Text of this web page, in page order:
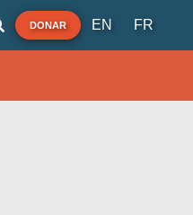
DONAR EN FR